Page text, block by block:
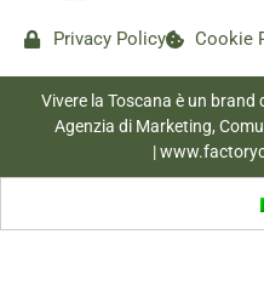
Privacy Policy Cookie
Vivere la Toscana è un
Agenzia di Marketing,
|